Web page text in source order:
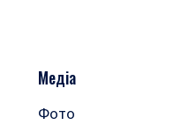
Медіа
Фото